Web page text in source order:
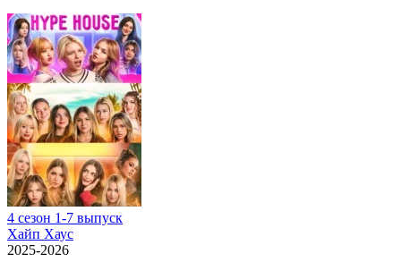
4 сезон 1-7 выпуск
Хайп Хаус
2025-2026